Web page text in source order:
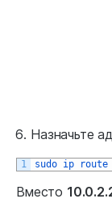
Назначьте
1 sudo ip route
Вместо